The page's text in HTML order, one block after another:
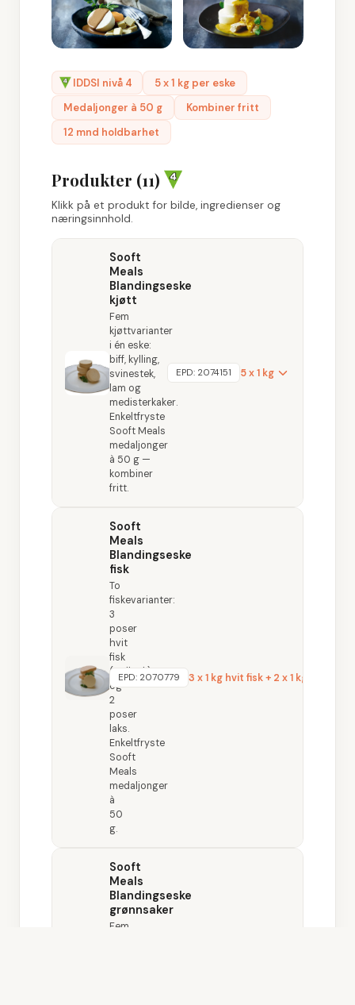
IDDSI nivå 4
5 x 1 kg per eske
Medaljonger à 50 g
Kombiner fritt
12 mnd holdbarhet
Produkter (11)
Klikk på et produkt for bilde, ingredienser og
næringsinnhold.
Sooft
Meals
Blandingseske
kjøtt
Fem
kjøttvarianter
i én eske:
biff, kylling,
svinestek,
lam og
medisterkaker.
Enkeltfryste
Sooft Meals
medaljonger
à 50 g —
kombiner
fritt.
EPD: 2074151 5 x 1 kg
Sooft
Meals
Blandingseske
fisk
To
fiskevarianter:
3
poser
hvit
fisk
(pollock)
og
2
poser
laks.
Enkeltfryste
Sooft
Meals
medaljonger
à
50
g.
EPD: 2070779 3 x 1 kg hvit fisk + 2 x 1 kg laks
Sooft
Meals
Blandingseske
grønnsaker
Fem